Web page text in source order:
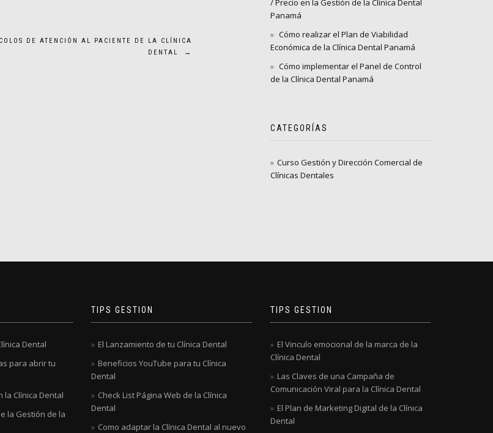
DE ATENCIÓN AL PACIENTE DE LA CLÍNICA
DENTAL
→
/ Precio en la Gestión de la Clínica Dental
Panamá
Cómo realizar el Plan de Viabilidad
Económica de la Clínica Dental Panamá
Cómo implementar el Panel de Control
de la Clínica Dental Panamá
CATEGORÍAS
Curso Gestión y Dirección Comercial de
Clínicas Dentales
Dental
para abrir tu
la Clínica Dental
la Gestión de la
TIPS GESTION
El Lanzamiento de tu Clínica Dental
Beneficios YouTube para tu Clínica
Dental
Check List Página Web de la Clínica
Dental
Como adaptar la Clínica Dental al nuevo
TIPS GESTION
El Vinculo emocional de la marca de la
Clínica Dental
Las Claves de una Campaña de
Comunicación Viral para la Clínica Dental
El Plan de Marketing Digital de la Clínica
Dental